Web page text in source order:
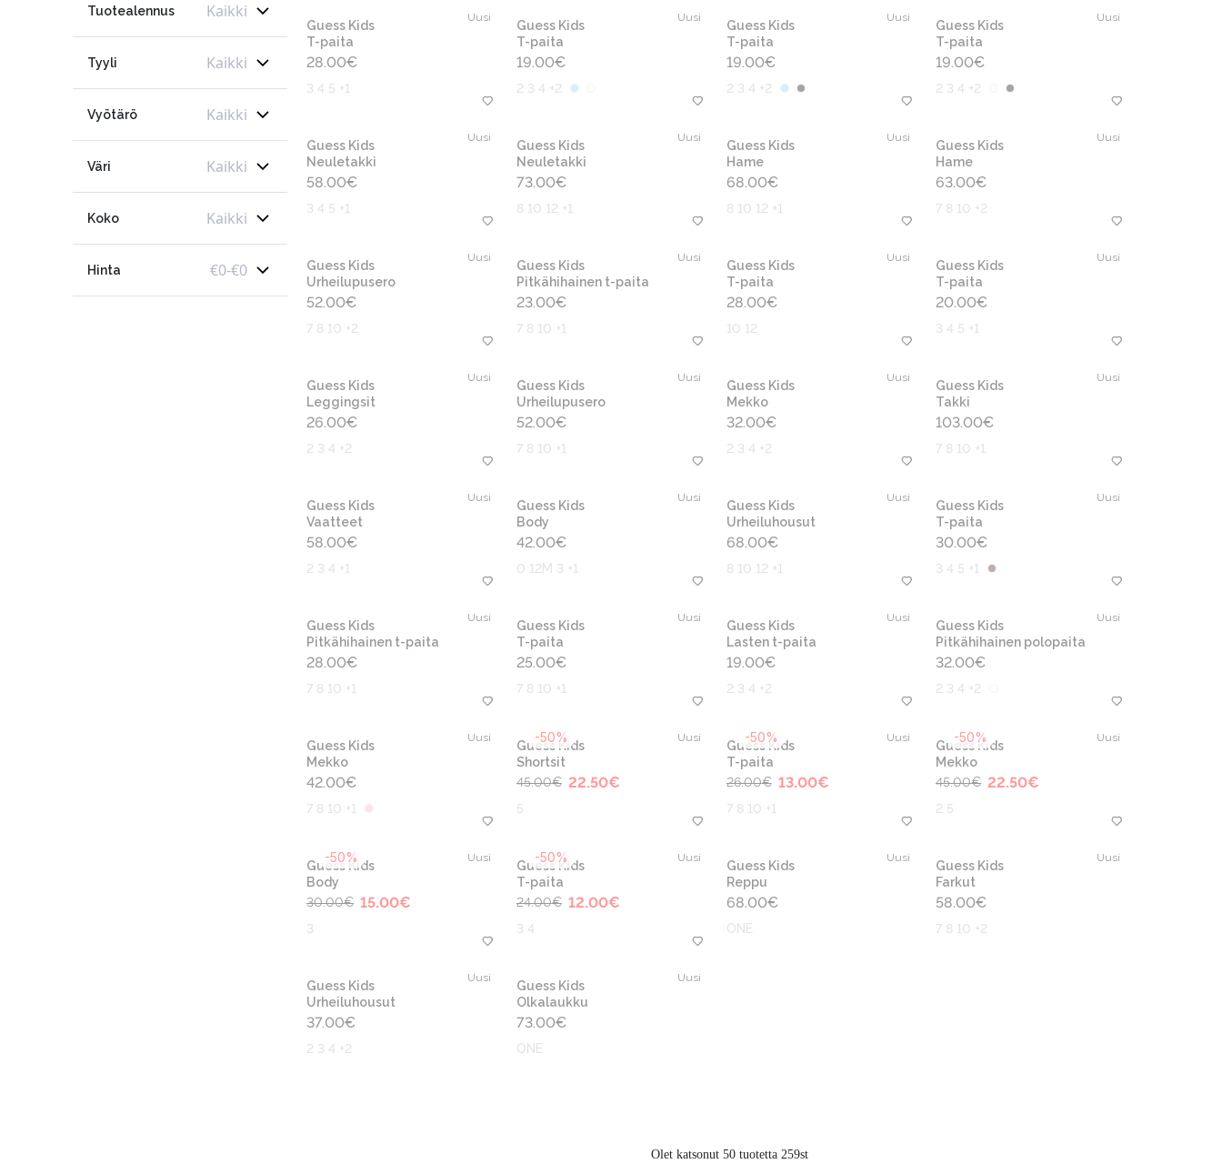
Tuotealennus Kaikki
Tyyli Kaikki
Vyötärö Kaikki
Väri Kaikki
Koko Kaikki
Hinta €0-€0
Uusi
Guess Kids
T-paita
28.00€
3 4 5 +1
Uusi
Guess Kids
T-paita
19.00€
2 3 4 +2
Uusi
Guess Kids
T-paita
19.00€
2 3 4 +2
Uusi
Guess Kids
T-paita
19.00€
2 3 4 +2
Uusi
Guess Kids
Neuletakki
58.00€
3 4 5 +1
Uusi
Guess Kids
Neuletakki
73.00€
8 10 12 +1
Uusi
Guess Kids
Hame
68.00€
8 10 12 +1
Uusi
Guess Kids
Hame
63.00€
7 8 10 +2
Uusi
Guess Kids
Urheilupusero
52.00€
7 8 10 +2
Uusi
Guess Kids
Pitkähihainen t-paita
23.00€
7 8 10 +1
Uusi
Guess Kids
T-paita
28.00€
10 12
Uusi
Guess Kids
T-paita
20.00€
3 4 5 +1
Uusi
Guess Kids
Leggingsit
26.00€
2 3 4 +2
Uusi
Guess Kids
Urheilupusero
52.00€
7 8 10 +1
Uusi
Guess Kids
Mekko
32.00€
2 3 4 +2
Uusi
Guess Kids
Takki
103.00€
7 8 10 +1
Uusi
Guess Kids
Vaatteet
58.00€
2 3 4 +1
Uusi
Guess Kids
Body
42.00€
0 12M 3 +1
Uusi
Guess Kids
Urheiluhousut
68.00€
8 10 12 +1
Uusi
Guess Kids
T-paita
30.00€
3 4 5 +1
Uusi
Guess Kids
Pitkähihainen t-paita
28.00€
7 8 10 +1
Uusi
Guess Kids
T-paita
25.00€
7 8 10 +1
Uusi
Guess Kids
Lasten t-paita
19.00€
2 3 4 +2
Uusi
Guess Kids
Pitkähihainen polopaita
32.00€
2 3 4 +2
Uusi
Guess Kids
Mekko
42.00€
7 8 10 +1
-50% Uusi
Guess Kids
Shortsit
45.00€ 22.50€
5
-50% Uusi
Guess Kids
T-paita
26.00€ 13.00€
7 8 10 +1
-50% Uusi
Guess Kids
Mekko
45.00€ 22.50€
2 5
-50% Uusi
Guess Kids
Body
30.00€ 15.00€
3
-50% Uusi
Guess Kids
T-paita
24.00€ 12.00€
3 4
Uusi
Guess Kids
Reppu
68.00€
ONE
Uusi
Guess Kids
Farkut
58.00€
7 8 10 +2
Uusi
Guess Kids
Urheiluhousut
37.00€
2 3 4 +2
Uusi
Guess Kids
Olkalaukku
73.00€
ONE
Olet katsonut 50 tuotetta 259st